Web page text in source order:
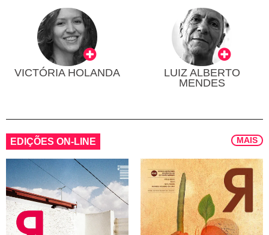
VICTÓRIA HOLANDA
LUIZ ALBERTO
MENDES
EDIÇÕES ON-LINE MAIS